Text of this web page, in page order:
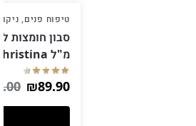
טיפוח פנים,
מ"ל Christina כריסטינה
₪89.90